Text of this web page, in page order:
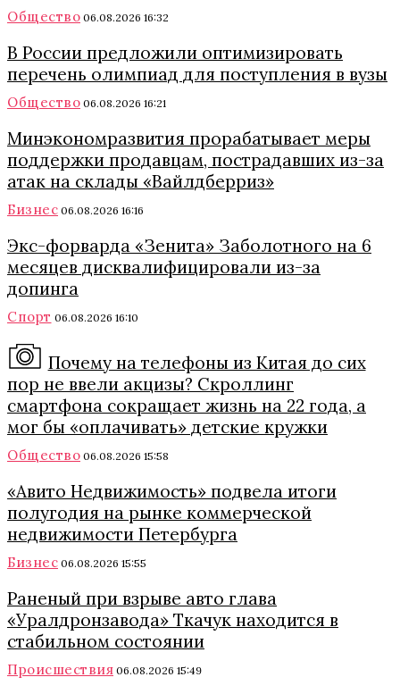
Общество 06.08.2026 16:32
В России предложили оптимизировать
перечень олимпиад для поступления в вузы
Общество 06.08.2026 16:21
Минэкономразвития прорабатывает меры
поддержки продавцам, пострадавших из-за
атак на склады «Вайлдберриз»
Бизнес 06.08.2026 16:16
Экс-форварда «Зенита» Заболотного на 6
месяцев дисквалифицировали из-за
допинга
Спорт 06.08.2026 16:10
Почему на телефоны из Китая до сих
пор не ввели акцизы? Скроллинг
смартфона сокращает жизнь на 22 года, а
мог бы «оплачивать» детские кружки
Общество 06.08.2026 15:58
«Авито Недвижимость» подвела итоги
полугодия на рынке коммерческой
недвижимости Петербурга
Бизнес 06.08.2026 15:55
Раненый при взрыве авто глава
«Уралдронзавода» Ткачук находится в
стабильном состоянии
Происшествия 06.08.2026 15:49